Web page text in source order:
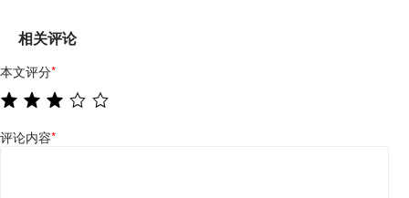
相关评论
本文评分*
评论内容*